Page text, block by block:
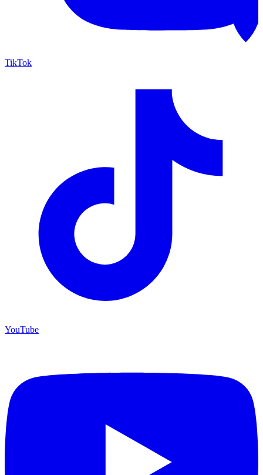
TikTok
YouTube